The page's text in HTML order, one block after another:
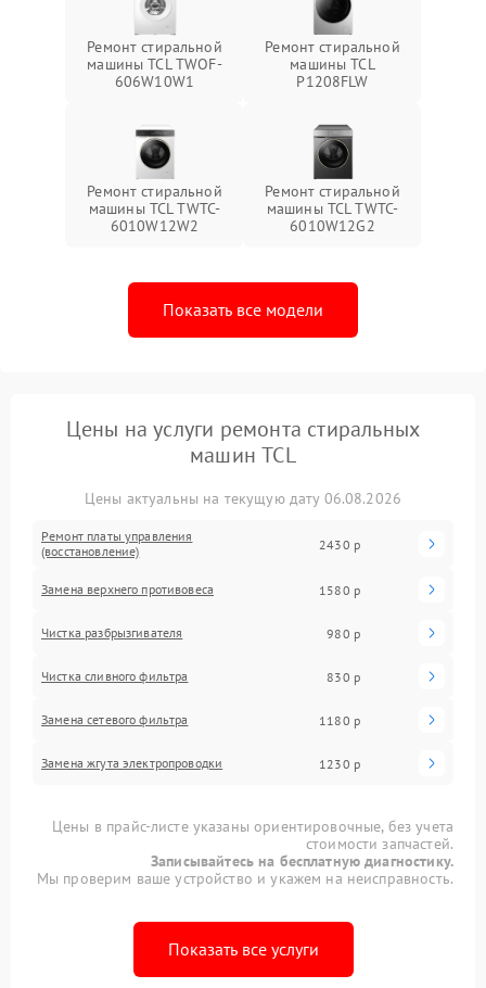
Ремонт стиральной
машины TCL TWOF-
606W10W1
Ремонт стиральной
машины TCL
P1208FLW
Ремонт стиральной
машины TCL TWTC-
6010W12W2
Ремонт стиральной
машины TCL TWTC-
6010W12G2
Показать все модели
Цены на услуги ремонта стиральных
машин TCL
Цены актуальны на текущую дату 06.08.2026
Ремонт платы управления
(восстановление)
2430 р
Замена верхнего противовеса 1580 р
Чистка разбрызгивателя 980 р
Чистка сливного фильтра 830 р
Замена сетевого фильтра 1180 р
Замена жгута электропроводки 1230 р
Цены в прайс-листе указаны ориентировочные, без учета
стоимости запчастей.
Записывайтесь на бесплатную диагностику.
Мы проверим ваше устройство и укажем на неисправность.
Показать все услуги